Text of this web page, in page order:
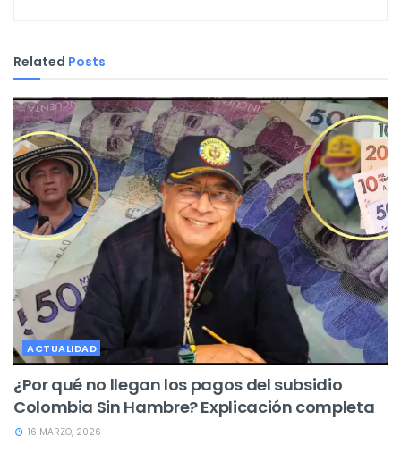
Related Posts
ACTUALIDAD
¿Por qué no llegan los pagos del subsidio
Colombia Sin Hambre? Explicación completa
16 MARZO, 2026